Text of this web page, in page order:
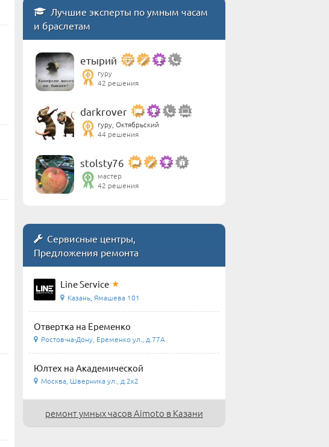
Лучшие эксперты по умным часам
и браслетам
етырий
гуру
42 решения
darkrover
гуру, Октябрьский
44 решения
stolsty76
мастер
42 решения
Сервисные центры,
Предложения ремонта
Line Service
Казань, Ямашева 101
Отвертка на Еременко
Ростов-на-Дону, Еременко ул., д.77А
Юлтех на Академической
Москва, Шверника ул., д.2к2
ремонт умных часов Aimoto в Казани